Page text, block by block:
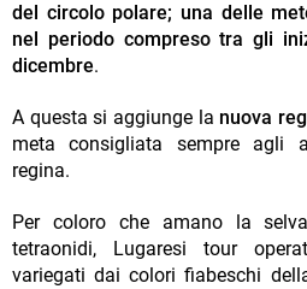
del circolo polare; una delle
nel periodo compreso tra gli
dicembre.
A questa si aggiunge la nuova
meta consigliata sempre agli
regina.
Per coloro che amano la
tetraonidi, Lugaresi tour
variegati dai colori fiabeschi